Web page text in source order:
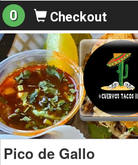
0 Checkout
Pico de Gallo